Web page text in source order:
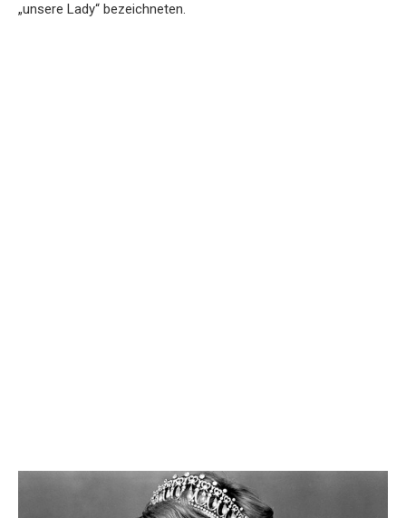
„unsere Lady“ bezeichneten.